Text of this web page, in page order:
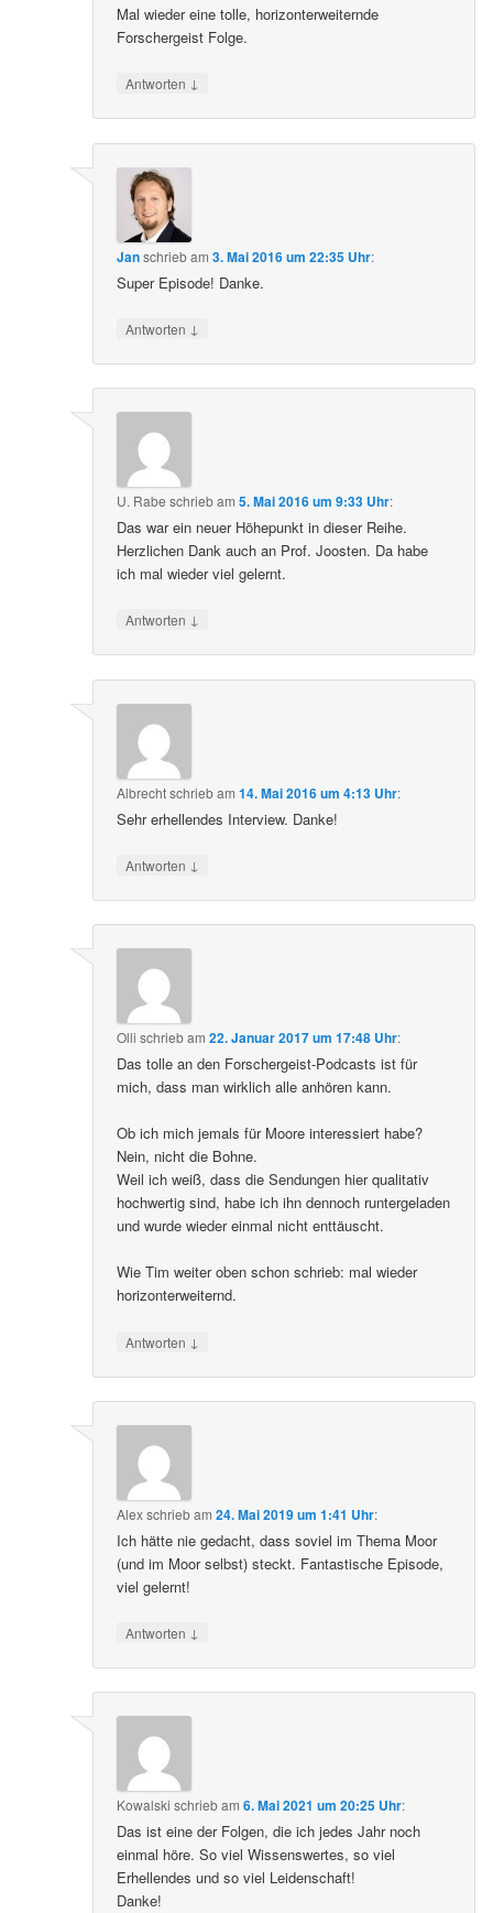
Mal wieder eine tolle, horizonterweiternde
Forschergeist Folge.
Antworten ↓
Janschriebam3. Mai 2016 um 22:35 Uhr:
Super Episode! Danke.
Antworten ↓
U. Rabe schriebam5. Mai 2016 um 9:33 Uhr:
Das war ein neuer Höhepunkt in dieser Reihe.
Herzlichen Dank auch an Prof. Joosten. Da habe
ich mal wieder viel gelernt.
Antworten ↓
Albrechtschriebam14. Mai 2016 um 4:13 Uhr:
Sehr erhellendes Interview. Danke!
Antworten ↓
Olli schriebam22. Januar 2017 um 17:48 Uhr:
Das tolle an den Forschergeist-Podcasts ist für
mich, dass man wirklich alle anhören kann.
Ob ich mich jemals für Moore interessiert habe?
Nein, nicht die Bohne.
Weil ich weiß, dass die Sendungen hier qualitativ
hochwertig sind, habe ich ihn dennoch runtergeladen
und wurde wieder einmal nicht enttäuscht.
Wie Tim weiter oben schon schrieb: mal wieder
horizonterweiternd.
Antworten ↓
Alexschriebam24. Mai 2019 um 1:41 Uhr:
Ich hätte nie gedacht, dass soviel im Thema Moor
(und im Moor selbst) steckt. Fantastische Episode,
viel gelernt!
Antworten ↓
Kowalski schriebam6. Mai 2021 um 20:25 Uhr:
Das ist eine der Folgen, die ich jedes Jahr noch
einmal höre. So viel Wissenswertes, so viel
Erhellendes und so viel Leidenschaft!
Danke!